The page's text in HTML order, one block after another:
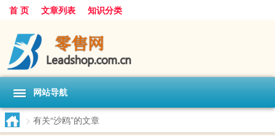
首 页 文章列表 知识分类
网站导航
> 有关“沙鸥”的文章